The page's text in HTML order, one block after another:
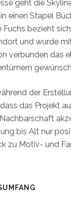
geht die
einen Stapel
Fuchs bezieht
und wurde
verbunden das
der
das Projekt
bis Alt nur
zu Motiv- und